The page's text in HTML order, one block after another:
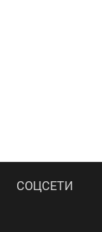
СОЦСЕТИ